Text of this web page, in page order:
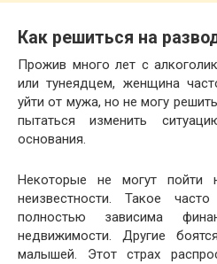
Как решиться на
Прожив много лет с
или тунеядцем, женщина
уйти от мужа, но не могу
пытаться изменить
основания.
Некоторые не могут пойти
неизвестности. Такое
полностью зависима
недвижимости. Другие
малышей. Этот страх